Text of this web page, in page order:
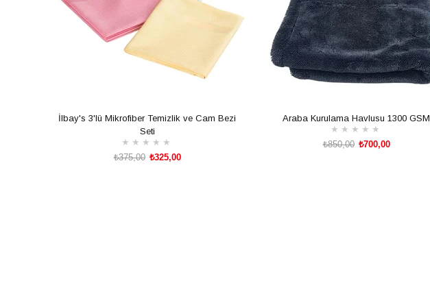
İlbay's 3'lü Mikrofiber Temizlik ve Cam Bezi
Seti
★ ★ ★ ★ ★
₺325,00
₺375,00
Araba Kurulama Havlusu 1300 GSM
★ ★ ★ ★ ★
₺700,00
₺850,00